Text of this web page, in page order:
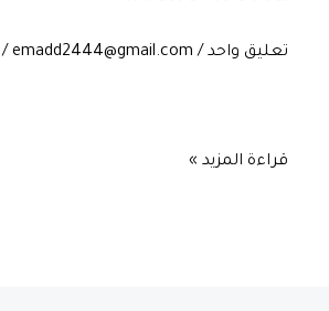
تعليق واحد /
/emadd2444@gmail.com
قراءة المزيد »